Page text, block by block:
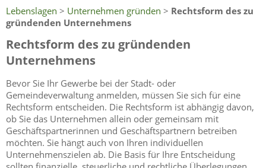
Lebenslagen > Unternehmen gründen > Rechtsform des zu
gründenden Unternehmens
Rechtsform des zu gründenden
Unternehmens
Bevor Sie Ihr Gewerbe bei der Stadt- oder
Gemeindeverwaltung anmelden, müssen Sie sich für eine
Rechtsform entscheiden. Die Rechtsform ist abhängig davon,
ob Sie das Unternehmen allein oder gemeinsam mit
Geschäftspartnerinnen und Geschäftspartnern betreiben
möchten. Sie hängt auch von Ihren individuellen
Unternehmenszielen ab. Die Basis für Ihre Entscheidung